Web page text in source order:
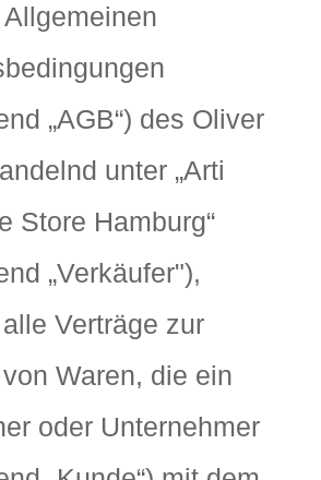
„AGB“) des Oliver
unter „Arti
Store Hamburg“
„Verkäufer"),
Verträge zur
Waren, die ein
oder Unternehmer